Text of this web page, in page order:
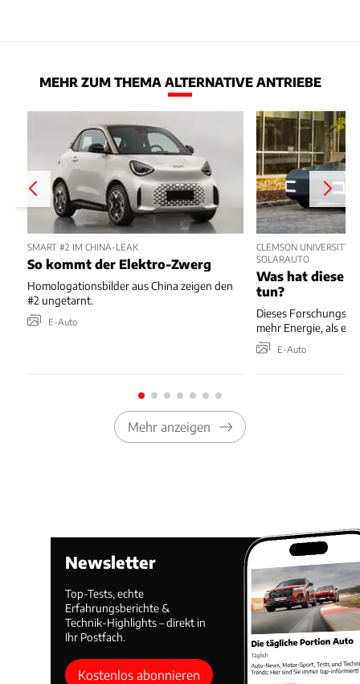
MEHR ZUM THEMA ALTERNATIVE ANTRIEBE
SMART #2 IM CHINA-LEAK
So kommt der Elektro-Zwerg
Homologationsbilder aus China zeigen den
#2 ungetarnt.
E-Auto
CLEMSON UNIVERSITY
SOLARAUTO
Was hat diese
tun?
Dieses Forschungs-
mehr Energie, als es
E-Auto
Mehr anzeigen
Newsletter
Top-Tests, echte
Erfahrungsberichte &
Technik-Highlights – direkt in
Ihr Postfach.
Kostenlos abonnieren